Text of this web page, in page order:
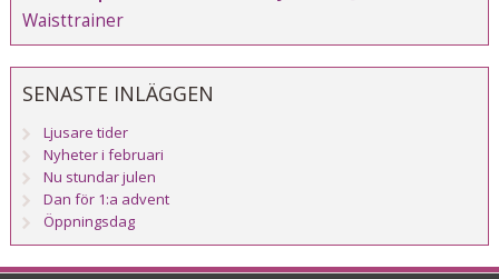
Waisttrainer
SENASTE INLÄGGEN
Ljusare tider
Nyheter i februari
Nu stundar julen
Dan för 1:a advent
Öppningsdag